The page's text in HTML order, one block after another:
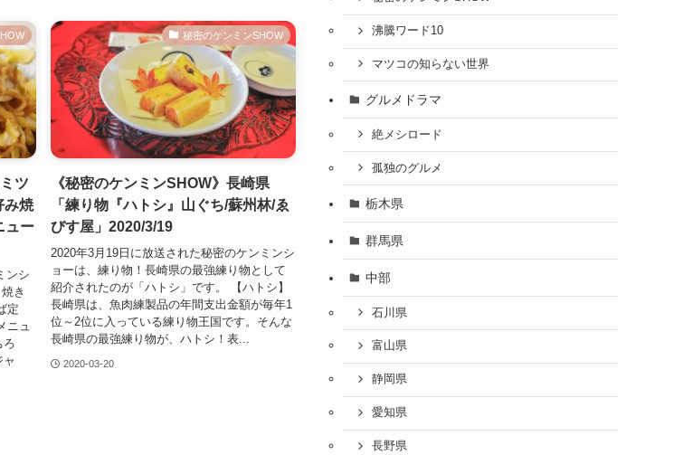
ツ
み焼
ュー
ンシ
き
定
ニュ
ろ
秘密のケンミンSHOW
《秘密のケンミンSHOW》長崎県
「練り物『ハトシ』山ぐち/蘇州林/ゑ
びす屋」2020/3/19
2020年3月19日に放送された秘密のケンミンシ
ョーは、練り物！長崎県の最強練り物として
紹介されたのが「ハトシ」です。 【ハトシ】
長崎県は、魚肉練製品の年間支出金額が毎年1
位～2位に入っている練り物王国です。そんな
長崎県の最強練り物が、ハトシ！表...
2020-03-20
沸騰ワード10
マツコの知らない世界
グルメドラマ
絶メシロード
孤独のグルメ
栃木県
群馬県
中部
石川県
富山県
静岡県
愛知県
長野県